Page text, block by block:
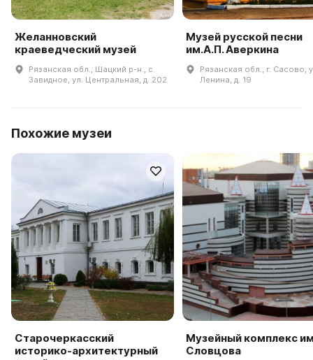
Желанновский
краеведческий музей
Рязанская обл., Шацкий р-н., с.
Завидное, ул. Центральная, д. 202
Музей русской песни
им.А.П. Аверкина
Рязанская обл., г. Сасово,
Ленина, д. 19
Похожие музеи
Старочеркасский
историко-архитектурный
Музейный комплекс
Словцова